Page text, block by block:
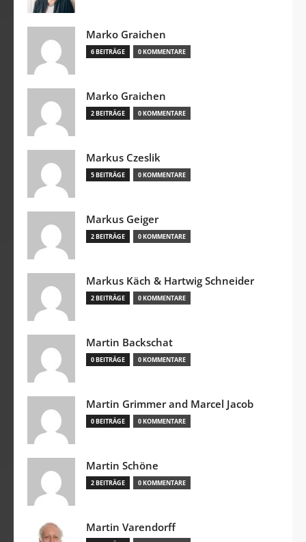
Marko Graichen
6 BEITRÄGE 0 KOMMENTARE
Marko Graichen
2 BEITRÄGE 0 KOMMENTARE
Markus Czeslik
5 BEITRÄGE 0 KOMMENTARE
Markus Geiger
2 BEITRÄGE 0 KOMMENTARE
Markus Käch & Hartwig Schneider
2 BEITRÄGE 0 KOMMENTARE
Martin Backschat
0 BEITRÄGE 0 KOMMENTARE
Martin Grimmer and Marcel Jacob
0 BEITRÄGE 0 KOMMENTARE
Martin Schöne
2 BEITRÄGE 0 KOMMENTARE
Martin Varendorff